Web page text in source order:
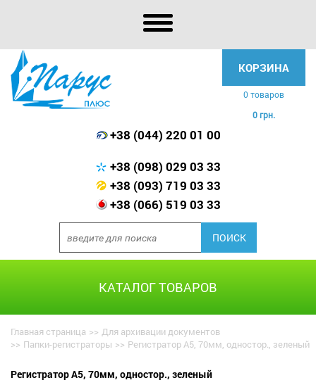
КОРЗИНА
0 товаров
0 грн.
+38 (044) 220 01 00
+38 (098) 029 03 33
+38 (093) 719 03 33
+38 (066) 519 03 33
КАТАЛОГ ТОВАРОВ
Главная страница >> Для архивации документов
>> Папки-регистраторы >> Регистратор А5, 70мм, одностор., зеленый
Регистратор А5, 70мм, одностор., зеленый